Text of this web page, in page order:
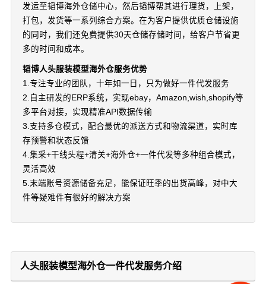
发运至韬博海外仓储中心，然后韬博帮其进行理货，上架，
打包，发货等一系列综合方案。在为客户提供优质仓储设施
的同时，我们还免费提供30天仓储存储时间，给客户节省更
多的时间和成本。
韬博人头服装模型海外仓服务优势
1.专注专业的团队，十年如一日，只为做好一件代发服务
2.自主研发的ERP系统，实现ebay，Amazon,wish,shopify等
多平台对接，实现精准API数据传输
3.支持多仓模式，配合最优的派送方式和物流渠道，实时库
存预警和状态反馈
4.集采+干线头程+清关+海外仓+一件代发等多种组合模式，
灵活高效
5.末端账号资源储备充足，能保证旺季的出货高峰，对中大
件等疑难件有很好的解决方案
人头服装模型海外仓一件代发服务介绍